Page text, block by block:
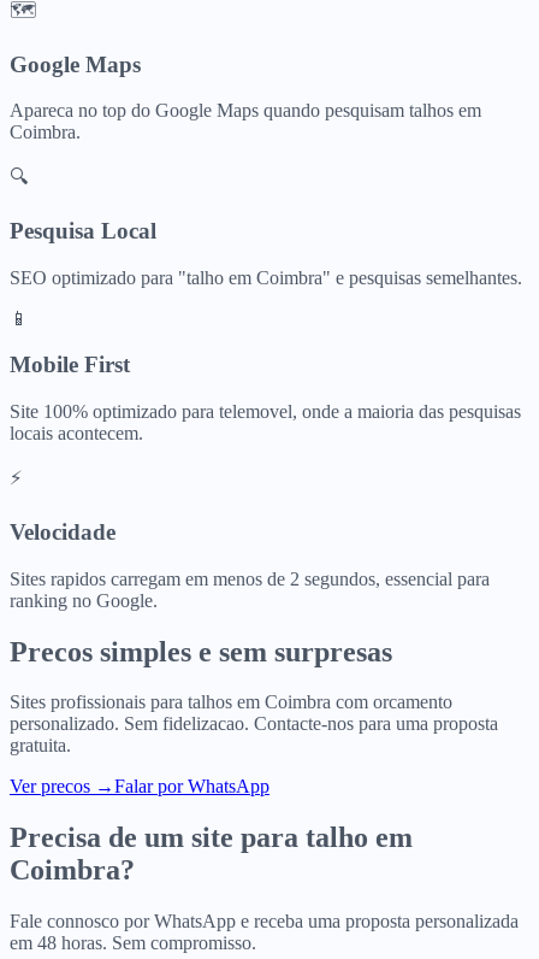
🗺️
Google Maps
Apareca no top do Google Maps quando pesquisam talhos em
Coimbra.
🔍
Pesquisa Local
SEO optimizado para "talho em Coimbra" e pesquisas semelhantes.
📱
Mobile First
Site 100% optimizado para telemovel, onde a maioria das pesquisas
locais acontecem.
⚡
Velocidade
Sites rapidos carregam em menos de 2 segundos, essencial para
ranking no Google.
Precos simples e sem surpresas
Sites profissionais para talhos em Coimbra com orcamento
personalizado. Sem fidelizacao. Contacte-nos para uma proposta
gratuita.
Ver precos →Falar por WhatsApp
Precisa de um site para talho em
Coimbra?
Fale connosco por WhatsApp e receba uma proposta personalizada
em 48 horas. Sem compromisso.